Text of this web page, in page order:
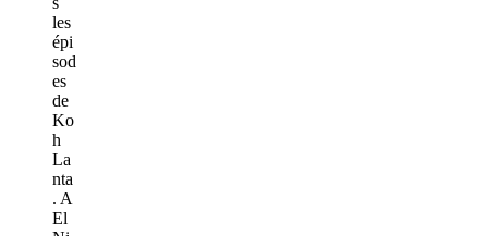
les
épi
sod
es
de
Ko
h
La
nta
. A
El